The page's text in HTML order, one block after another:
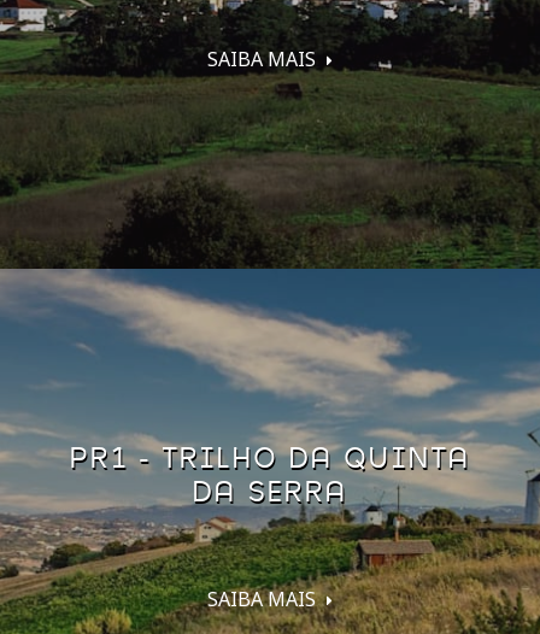
SAIBA MAIS
PR1 - TRILHO DA QUINTA
DA SERRA
SAIBA MAIS